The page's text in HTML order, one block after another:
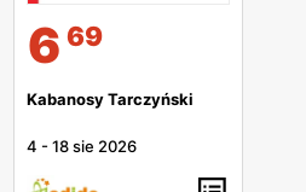
6 69
Kabanosy Tarczyński
4 -18 sie 2026